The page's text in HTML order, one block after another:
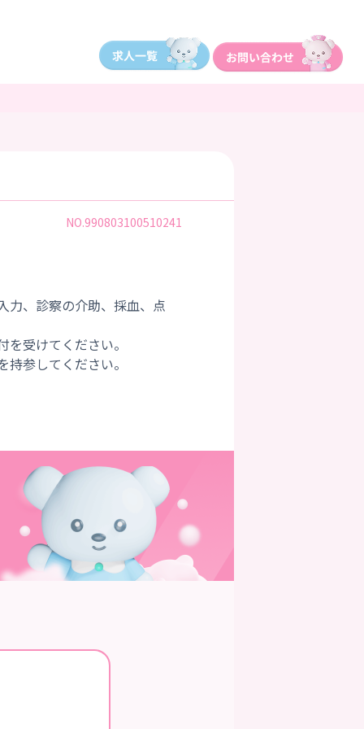
NO.990803100510241
力、診察の介助、採血、点
受けてください。